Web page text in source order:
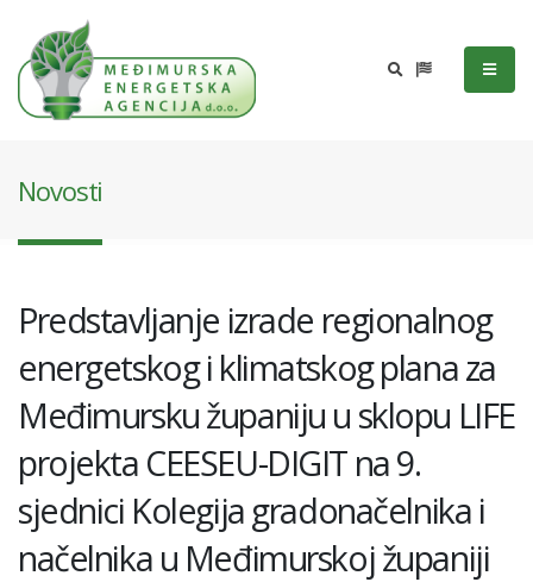
Novosti
Predstavljanje izrade regionalnog
energetskog i klimatskog plana za
Međimursku županiju u sklopu LIFE
projekta CEESEU-DIGIT na 9.
sjednici Kolegija gradonačelnika i
načelnika u Međimurskoj županiji